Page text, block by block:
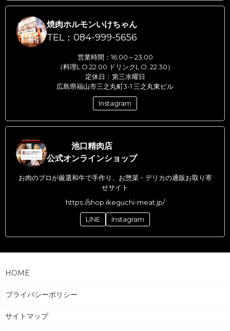
焼肉ホルモンいけちゃん
TEL：084-999-5656
営業時間：16:00～23:00
（料理L.O.22:00 ドリンクL.O. 22:30）
定休日：第三水曜日
広島県福山市三之丸町3-1 三之丸東ビル
Instagram
池口精肉店
公式オンラインショップ
お肉のプロが厳選和牛で手作り、お惣菜・デリカの通販お取り寄
せサイト
https://shop.ikeguchi-meat.jp/
LINE Instagram
HOME
プライバシーポリシー
サイトマップ